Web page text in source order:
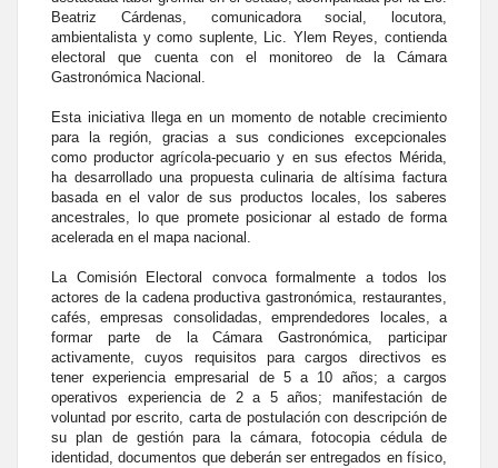
Beatriz Cárdenas, comunicadora social, locutora,
ambientalista y como suplente, Lic. Ylem Reyes, contienda
electoral que cuenta con el monitoreo de la Cámara
Gastronómica Nacional.
Esta iniciativa llega en un momento de notable crecimiento
para la región, gracias a sus condiciones excepcionales
como productor agrícola-pecuario y en sus efectos Mérida,
ha desarrollado una propuesta culinaria de altísima factura
basada en el valor de sus productos locales, los saberes
ancestrales, lo que promete posicionar al estado de forma
acelerada en el mapa nacional.
La Comisión Electoral convoca formalmente a todos los
actores de la cadena productiva gastronómica, restaurantes,
cafés, empresas consolidadas, emprendedores locales, a
formar parte de la Cámara Gastronómica, participar
activamente, cuyos requisitos para cargos directivos es
tener experiencia empresarial de 5 a 10 años; a cargos
operativos experiencia de 2 a 5 años; manifestación de
voluntad por escrito, carta de postulación con descripción de
su plan de gestión para la cámara, fotocopia cédula de
identidad, documentos que deberán ser entregados en físico,